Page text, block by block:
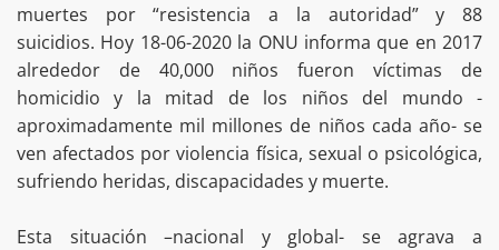
muertes por “resistencia a la autoridad” y 88
suicidios. Hoy 18-06-2020 la ONU informa que en 2017
alrededor de 40,000 niños fueron víctimas de
homicidio y la mitad de los niños del mundo -
aproximadamente mil millones de niños cada año- se
ven afectados por violencia física, sexual o psicológica,
sufriendo heridas, discapacidades y muerte.⁣
Esta situación –nacional y global- se agrava a